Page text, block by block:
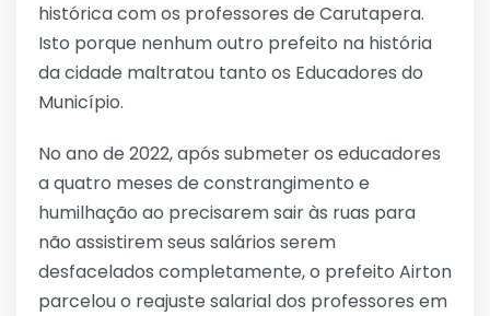
histórica com os professores de Carutapera.
Isto porque nenhum outro prefeito na história
da cidade maltratou tanto os Educadores do
Município.
No ano de 2022, após submeter os educadores
a quatro meses de constrangimento e
humilhação ao precisarem sair às ruas para
não assistirem seus salários serem
desfacelados completamente, o prefeito Airton
parcelou o reajuste salarial dos professores em